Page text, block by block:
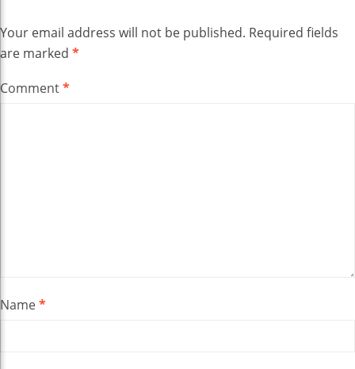
Your email address will not be published. Required fields
are marked *
Comment*
Name*